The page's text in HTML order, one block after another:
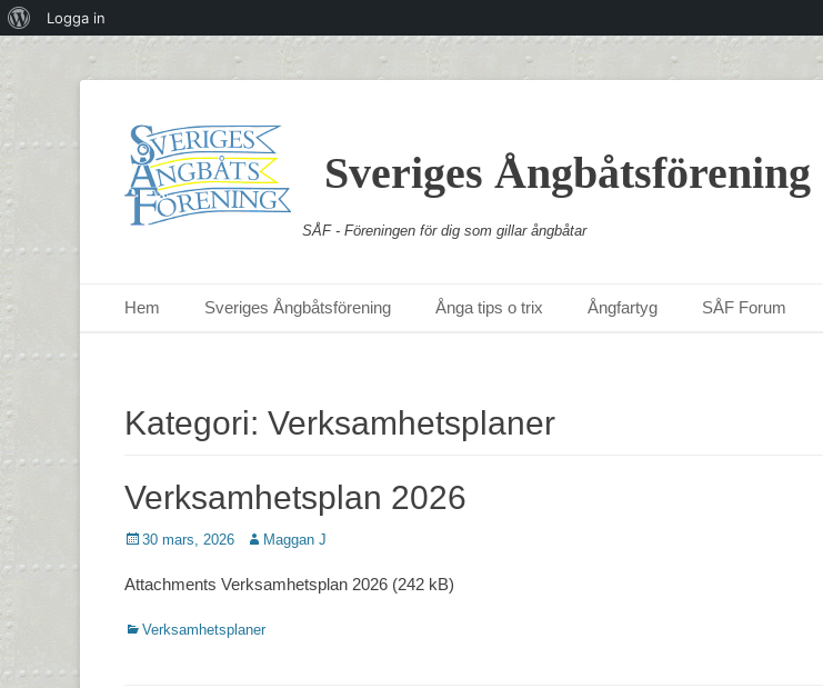
Sveriges Ångbåtsförening
SÅF - Föreningen för dig som gillar ångbåtar
Primär meny
Hem Sveriges Ångbåtsförening Ånga tips o trix Ångfartyg SÅF Forum
Kategori: Verksamhetsplaner
Verksamhetsplan 2026
Postades
30 mars, 2026 Författare
Maggan J
Attachments Verksamhetsplan 2026 (242 kB)
Kategorier
Verksamhetsplaner
OmLogga in